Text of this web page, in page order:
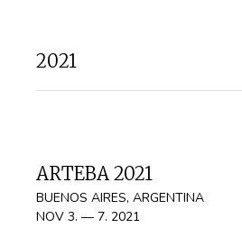
2021
ARTEBA 2021
BUENOS AIRES, ARGENTINA
NOV 3. — 7. 2021